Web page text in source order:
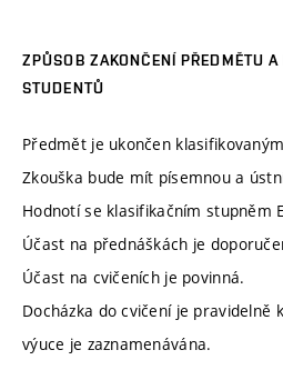
ZPŮSOB ZAKONČENÍ PŘEDMĚTU
STUDENTŮ
Předmět je ukončen
Zkouška bude mít písemnou a
Hodnotí se klasifikačním stupněm
Účast na přednáškách je
Účast na cvičeních je povinná.
Docházka do cvičení je pravidelně
výuce je zaznamenávána.